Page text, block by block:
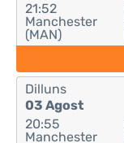
21:52
Manchester
(MAN)
Dilluns
03 Agost
20:55
Manchester